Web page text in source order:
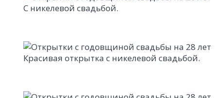
С никелевой свадьбой.
Красивая открытка с никелевой свадьбой.